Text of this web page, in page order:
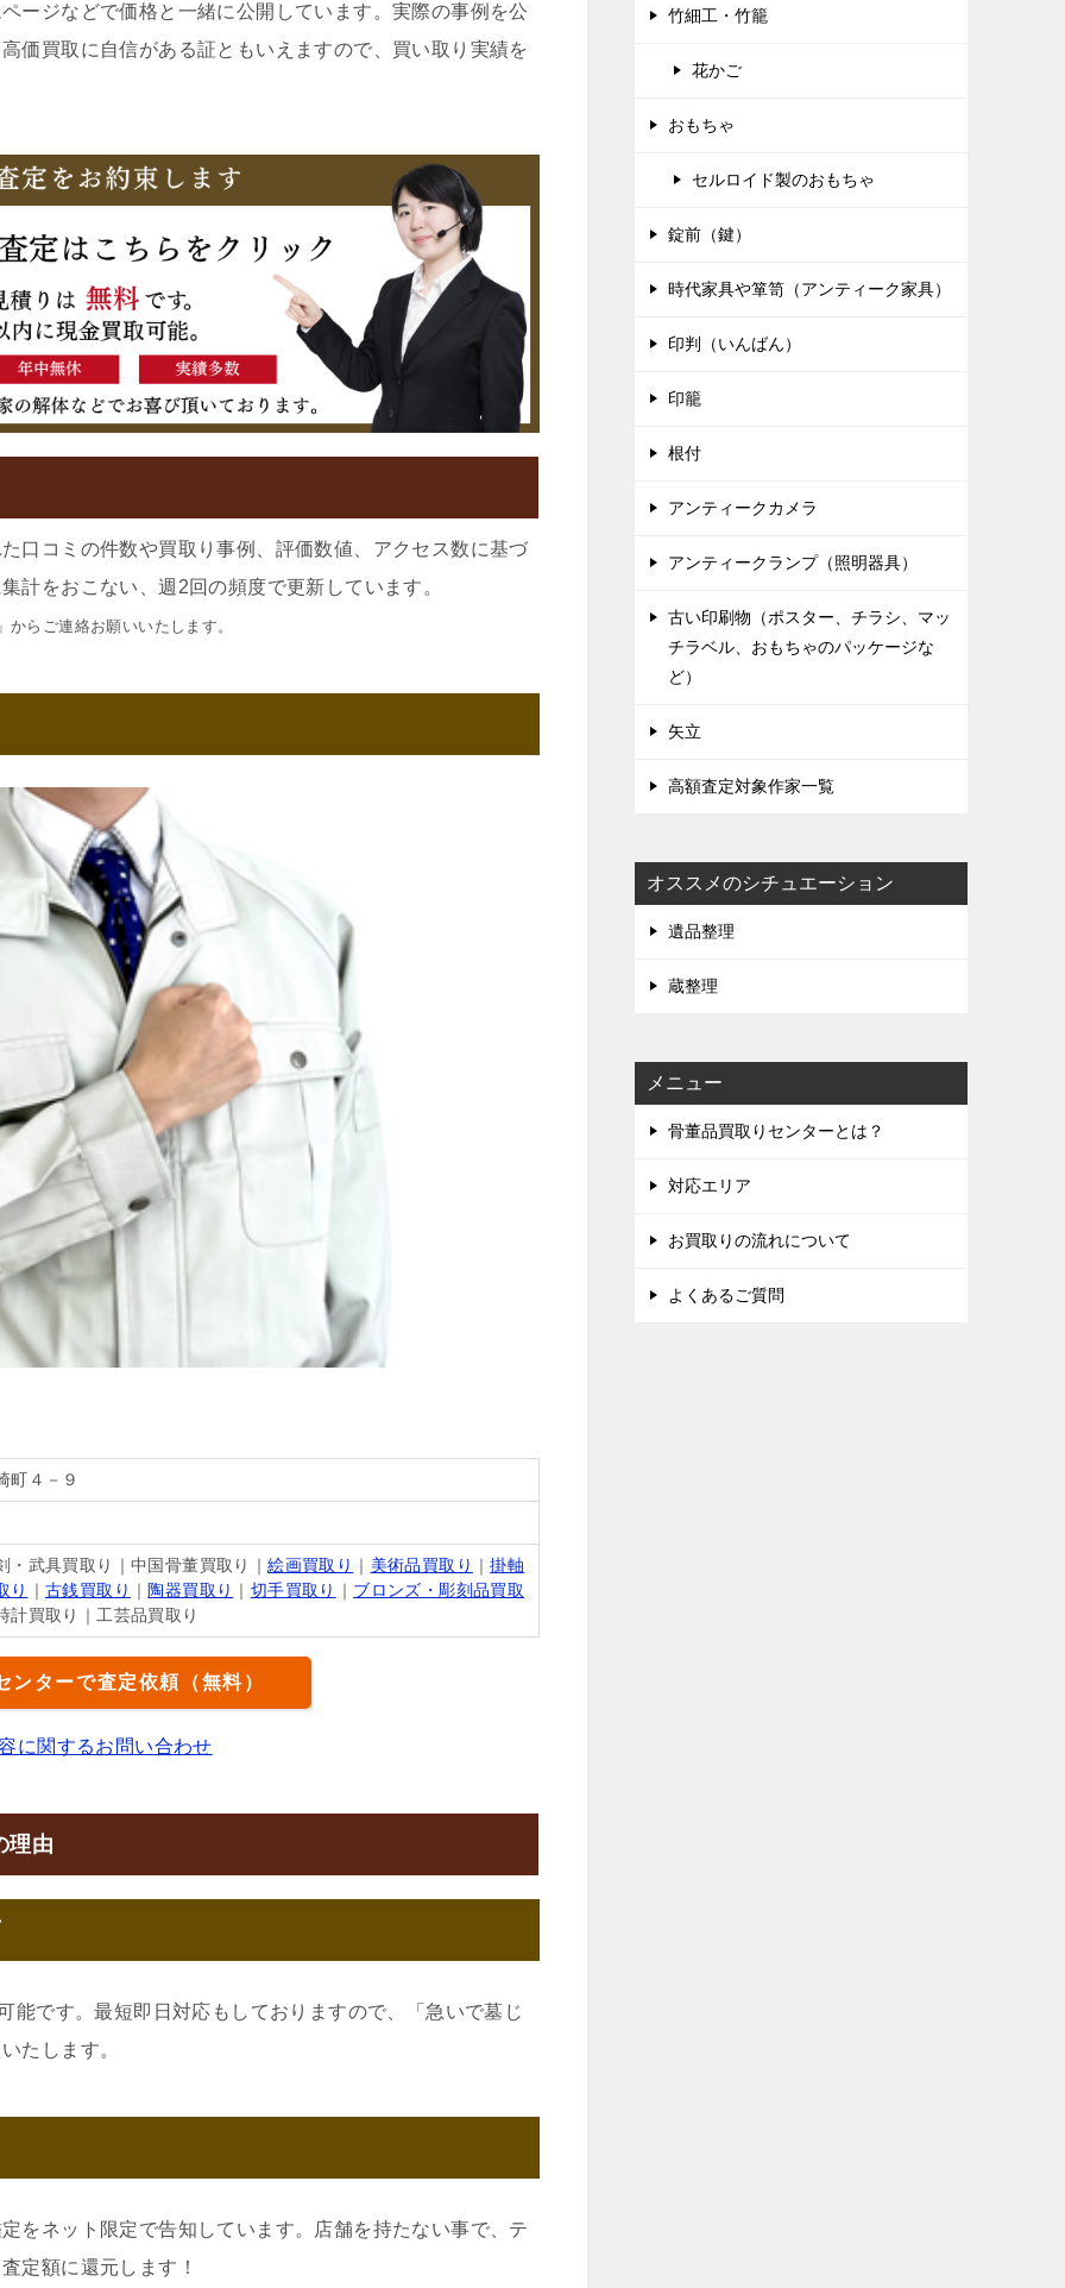
ージなどで価格と一緒に公開しています。実際の事例を公
価買取に自信がある証ともいえますので、買い取り実績を
口コミの件数や買取り事例、評価数値、アクセス数に基づ
計をおこない、週2回の頻度で更新しています。
からご連絡お願いいたします。
町４－９
・武具買取り｜中国骨董買取り｜絵画買取り ｜ 美術品買取り ｜掛軸
り
｜ 古銭買取り ｜陶器買取り ｜ 切手買取り ｜ ブロンズ・彫刻品買取
計買取り｜工芸品買取り
ンターで査定依頼（無料）
に関するお問い合わせ
理由
能です。最短即日対応もしておりますので、「急いで墓じ
たします。
をネット限定で告知しています。店舗を持たない事で、テ
定額に還元します！
竹細工・竹籠
花かご
おもちゃ
セルロイド製のおもちゃ
錠前（鍵）
時代家具や箪笥（アンティーク家具）
印判（いんばん）
印籠
根付
アンティークカメラ
アンティークランプ（照明器具）
古い印刷物（ポスター、チラシ、マッ
チラベル、おもちゃのパッケージな
ど）
矢立
高額査定対象作家一覧
オススメのシチュエーション
遺品整理
蔵整理
メニュー
骨董品買取りセンターとは？
対応エリア
お買取りの流れについて
よくあるご質問